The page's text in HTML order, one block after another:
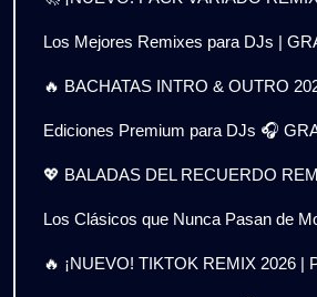
Los Mejores Remixes para DJs |
🔥 BACHATAS INTRO & OUTRO
Ediciones Premium para DJs 🎧
💖 BALADAS DEL RECUERDO
Los Clásicos que Nunca Pasan de
🔥 ¡NUEVO! TIKTOK REMIX 2026 |